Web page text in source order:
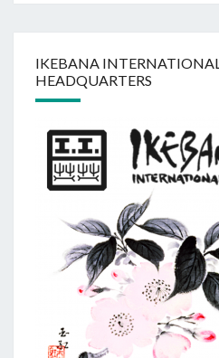
IKEBANA
HEADQUARTERS